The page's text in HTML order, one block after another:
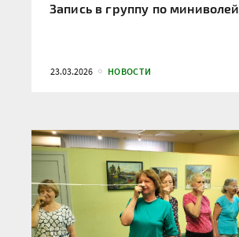
Запись в группу по миниволей
23.03.2026 НОВОСТИ